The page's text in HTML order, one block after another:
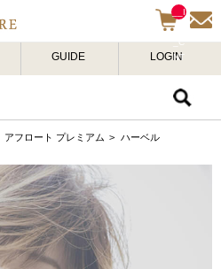
__I
TM
_C
NT
GUIDE LOGIN
アフロート プレミアム > ハーベル